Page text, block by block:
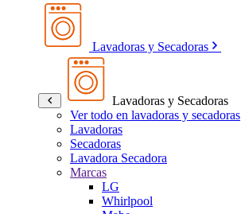
Lavadoras y Secadoras
Lavadoras y Secadoras
Ver todo en lavadoras y secadoras
Lavadoras
Secadoras
Lavadora Secadora
Marcas
LG
Whirlpool